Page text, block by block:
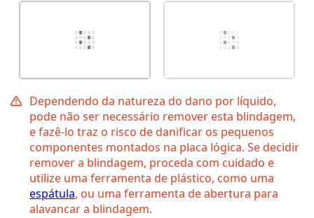
Dependendo da natureza do dano por líquido,
pode não ser necessário remover esta blindagem,
e fazê-lo traz o risco de danificar os pequenos
componentes montados na placa lógica. Se decidir
remover a blindagem, proceda com cuidado e
utilize uma ferramenta de plástico, como uma
espátula, ou uma ferramenta de abertura para
alavancar a blindagem.